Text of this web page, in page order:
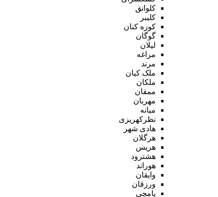
کلوانق
کلیبر
کوزه کنان
گوگان
لیلان
مراغه
مرند
ملک کیان
ملکان
ممقان
مهربان
میانه
نظرکهریزی
هادی شهر
هرگلان
هریس
هشترود
هوراند
وایقان
ورزقان
یامچی